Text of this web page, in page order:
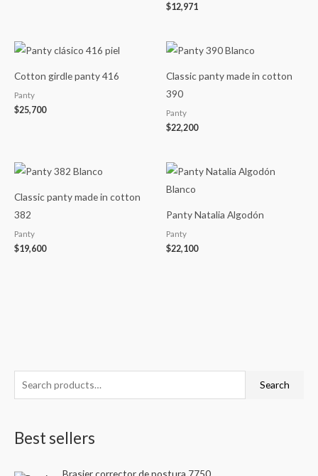
e
Search
Best sellers
Brasier corrector de postura 7750
i
p
a
$12,971
Cotton girdle panty 416
Panty
$25,700
Classic panty made in cotton
390
Panty
$22,200
Classic panty made in cotton
382
Panty
$19,600
Panty Natalia Algodón
Panty
$22,100